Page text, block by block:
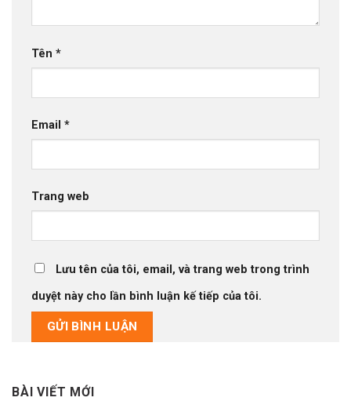
Tên *
Email *
Trang web
Lưu tên của tôi, email, và trang web trong trình
duyệt này cho lần bình luận kế tiếp của tôi.
BÀI VIẾT MỚI